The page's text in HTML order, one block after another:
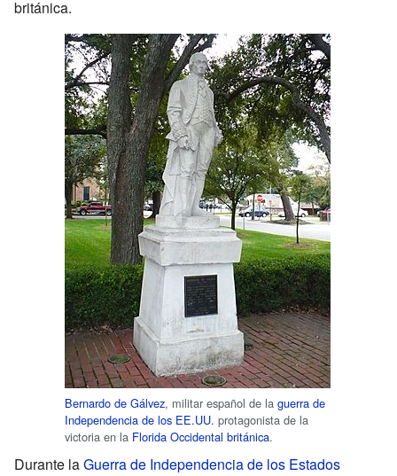
británica.
Bernardo de Gálvez, militar español de la guerra de
Independencia de los EE.UU. protagonista de la
victoria en la Florida Occidental británica.
Durante laGuerra de Independencia de los Estados